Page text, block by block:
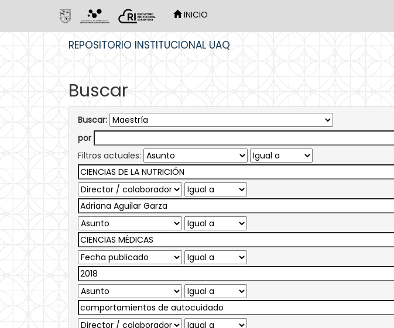
INICIO
REPOSITORIO INSTITUCIONAL UAQ
Buscar
Buscar:
por
Filtros actuales: